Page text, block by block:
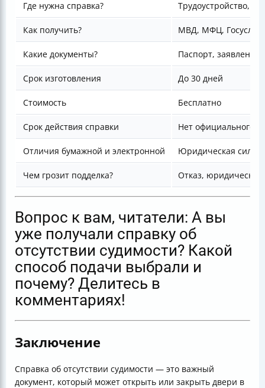
Где нужна справка? Трудоустройство,
Как получить? МВД, МФЦ, Госуслуги
Какие документы? Паспорт,
Срок изготовления До 30 дней
Стоимость Бесплатно
Срок действия справки Нет официального,
Отличия бумажной и электронной Юридическая сила
Чем грозит подделка? Отказ, юридическая
Вопрос к вам, читатели: А вы
уже получали справку об
отсутствии судимости? Какой
способ подачи выбрали и
почему? Делитесь в
комментариях!
Заключение
Справка об отсутствии судимости — это важный
документ, который может открыть или закрыть двери в